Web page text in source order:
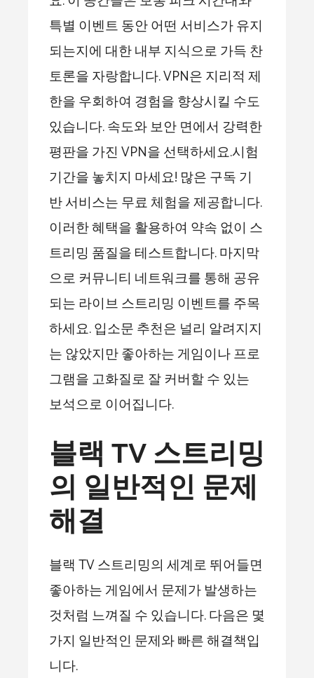
특별 이벤트 동안 어떤 서비스가 유지
되는지에 대한 내부 지식으로 가득 찬
토론을 자랑합니다. VPN은 지리적 제
한을 우회하여 경험을 향상시킬 수도
있습니다. 속도와 보안 면에서 강력한
평판을 가진 VPN을 선택하세요.시험
기간을 놓치지 마세요! 많은 구독 기
반 서비스는 무료 체험을 제공합니다.
이러한 혜택을 활용하여 약속 없이 스
트리밍 품질을 테스트합니다. 마지막
으로 커뮤니티 네트워크를 통해 공유
되는 라이브 스트리밍 이벤트를 주목
하세요. 입소문 추천은 널리 알려지지
는 않았지만 좋아하는 게임이나 프로
그램을 고화질로 잘 커버할 수 있는
보석으로 이어집니다.
블랙 TV 스트리밍
의 일반적인 문제
해결
블랙 TV 스트리밍의 세계로 뛰어들면
좋아하는 게임에서 문제가 발생하는
것처럼 느껴질 수 있습니다. 다음은 몇
가지 일반적인 문제와 빠른 해결책입
니다.